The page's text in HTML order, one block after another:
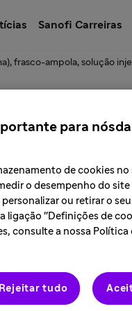
Sanofi Carreiras
frasco-ampola, solução
para
de cookies no
o desempenho do site
ou retirar o seu
"Definições de
consulte a nossa Política
Rejeitar tudo